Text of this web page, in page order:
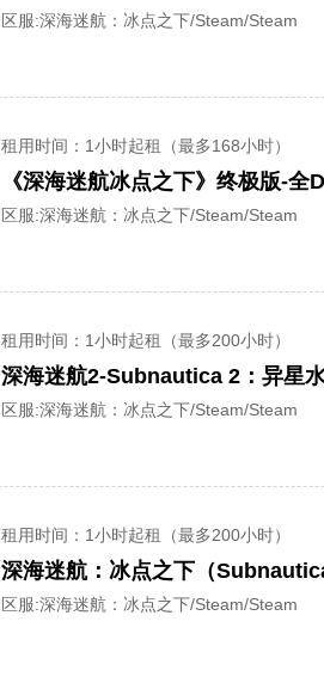
区服:深海迷航：冰点之下/Steam/Steam
租用时间 ：1小时起租（最多168小时）
《深海迷航冰点之下》终极版-
区服:深海迷航：冰点之下/Steam/Steam
租用时间 ：1小时起租（最多200小时）
区服:深海迷航：冰点之下/Steam/Steam
租用时间 ：1小时起租（最多200小时）
深海迷航：冰点之下（
区服:深海迷航：冰点之下/Steam/Steam